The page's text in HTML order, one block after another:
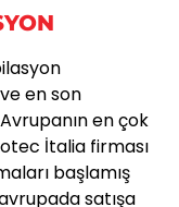
ve en son
en çok
İtalia firması
başlamış
satışa